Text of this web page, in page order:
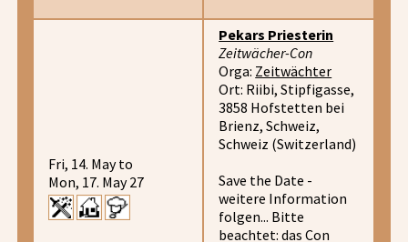
Fri, 14. May to
Mon, 17. May 27
Pekars Priesterin
Zeitwächer-Con
Orga: Zeitwächter
Ort: Riibi, Stipfigasse,
3858 Hofstetten bei
Brienz, Schweiz,
Schweiz (Switzerland)
Save the Date -
weitere Information
folgen... Bitte
beachtet: das Con